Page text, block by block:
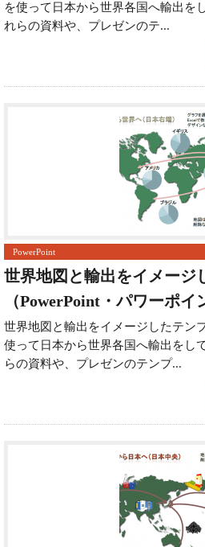
を使って日本から世界各国へ輸出を
れらの資料や、プレゼンのテ...
PowerPoint
世界地図と輸出をイメージ
（PowerPoint・パワーポイ
世界地図と輸出をイメージしたテン
使って日本から世界各国へ輸出をし
らの資料や、プレゼンのテンプ...